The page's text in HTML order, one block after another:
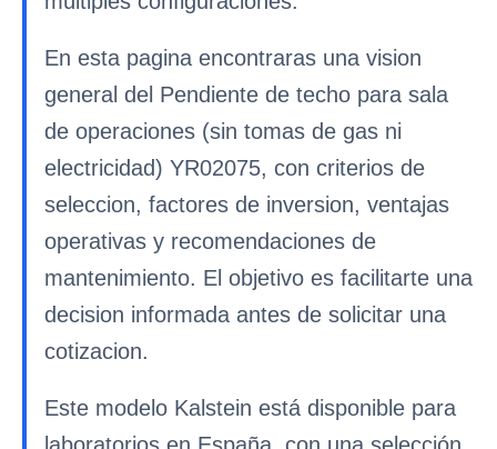
En esta pagina encontraras una vision
general del Pendiente de techo para sala
de operaciones (sin tomas de gas ni
electricidad) YR02075, con criterios de
seleccion, factores de inversion, ventajas
operativas y recomendaciones de
mantenimiento. El objetivo es facilitarte una
decision informada antes de solicitar una
cotizacion.
Este modelo Kalstein está disponible para